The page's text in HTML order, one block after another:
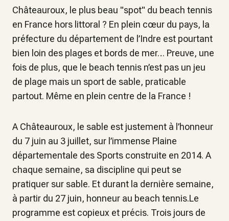
Châteauroux, le plus beau "spot" du beach tennis
en France hors littoral ? En plein cœur du pays, la
préfecture du département de l’Indre est pourtant
bien loin des plages et bords de mer… Preuve, une
fois de plus, que le beach tennis n’est pas un jeu
de plage mais un sport de sable, praticable
partout. Même en plein centre de la France !
A Châteauroux, le sable est justement à l’honneur
du 7 juin au 3 juillet, sur l’immense Plaine
départementale des Sports construite en 2014. A
chaque semaine, sa discipline qui peut se
pratiquer sur sable. Et durant la dernière semaine,
à partir du 27 juin, honneur au beach tennis.Le
programme est copieux et précis. Trois jours de